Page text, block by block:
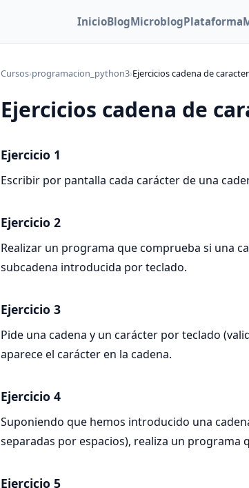
InicioBlogMicroblogPlataforma
Cursos›programacion_python3›Ejercicios cadena de
Ejercicios cadena de
Ejercicio 1
Escribir por pantalla cada carácter de una
Ejercicio 2
Realizar un programa que comprueba si una
subcadena introducida por teclado.
Ejercicio 3
Pide una cadena y un carácter por teclado
aparece el carácter en la cadena.
Ejercicio 4
Suponiendo que hemos introducido una
separadas por espacios), realiza un programa
Ejercicio 5